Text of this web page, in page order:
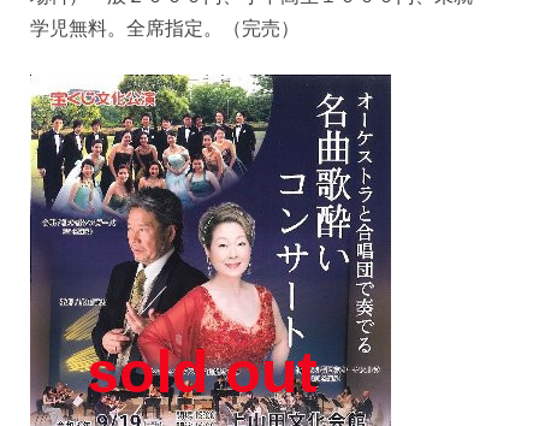
学児無料。全席指定。（完売）